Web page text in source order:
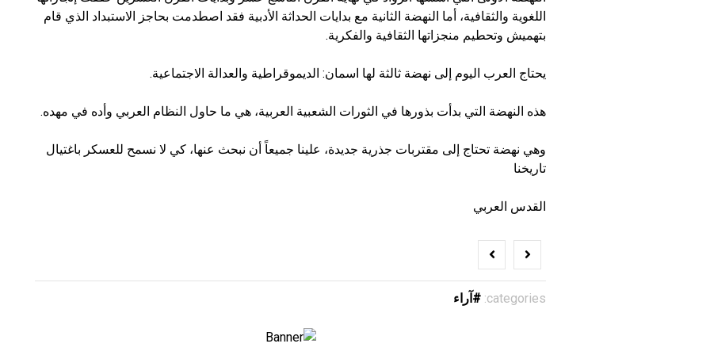
اللغوية والثقافية، أما النهضة الثانية مع بدايات الحداثة الأدبية فقد اصطدمت بحاجز الاستبداد الذي قام
بتهميش وتحطيم منجزاتها الثقافية والفكرية.
يحتاج العرب اليوم إلى نهضة ثالثة لها اسمان: الديموقراطية والعدالة الاجتماعية.
هذه النهضة التي بدأت بذورها في الثورات الشعبية العربية، هي ما حاول النظام العربي وأده في مهده.
وهي نهضة تحتاج إلى مقتربات جذرية جديدة، علينا جميعاً أن نبحث عنها، كي لا نسمح للعسكر باغتيال
تاريخنا
القدس العربي
categories: آراء